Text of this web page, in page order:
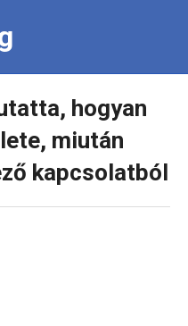
hogyan
miután
kapcsolatból